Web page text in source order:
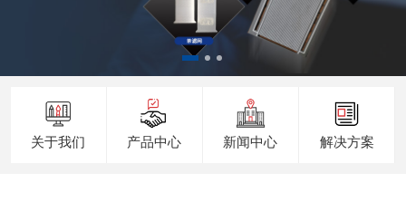
关于我们 产品中心 新闻中心 解决方案